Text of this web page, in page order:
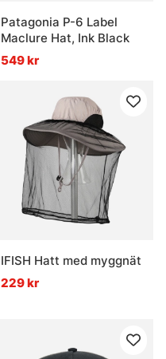
Patagonia P-6 Label
Maclure Hat, Ink Black
549 kr
IFISH Hatt med myggnät
229 kr